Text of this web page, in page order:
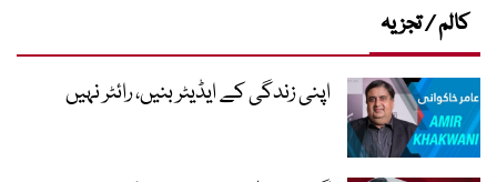
کالم / تجزیہ
اپنی زندگی کے ایڈیٹر بنیں، رائٹر نہیں